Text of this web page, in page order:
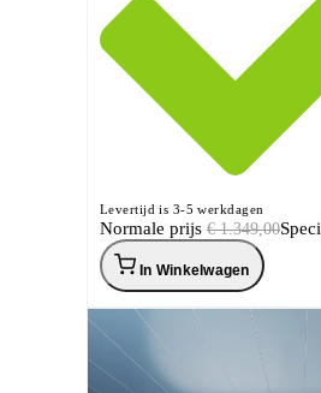
Levertijd is 3-5 werkdagen
Normale prijs € 1.349,00
In Winkelwagen